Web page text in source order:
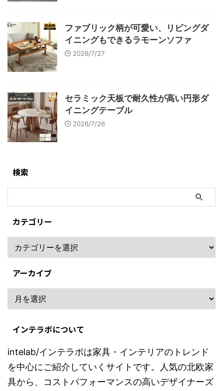
ファブリック柄が可愛い、リビングダ
イニングもできるラモーンソファ
2026/7/27
セラミック天板で耐久性が高い円形ダ
イニングテーブル
2026/7/26
検索
カテゴリー
アーカイブ
インテラボについて
intelab/インテラボは家具・インテリアのトレンド
を中心にご紹介していくサイトです。人気の北欧家
具から、コストパフォーマンスの高いデザイナーズ